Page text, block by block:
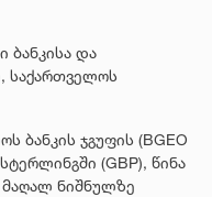
ბანკისა და
საქართველოს
ბანკის ჯგუფის (BGEO
(GBP), წინა
მაღალ ნიშნულზე